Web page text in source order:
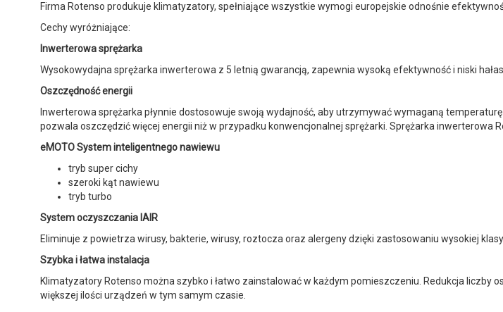
Firma Rotenso produkuje klimatyzatory, spełniające wszystkie wymogi europejskie odnośnie
Cechy wyróżniające:
Inwerterowa sprężarka
Wysokowydajna sprężarka inwerterowa z 5 letnią gwarancją, zapewnia wysoką efektywność i niski hałas
Oszczędność energii
Inwerterowa sprężarka płynnie dostosowuje swoją wydajność, aby utrzymywać wymaganą
pozwala oszczędzić więcej energii niż w przypadku konwencjonalnej sprężarki. Sprężarka inwerterowa
eMOTO System inteligentnego nawiewu
tryb super cichy
szeroki kąt nawiewu
tryb turbo
System oczyszczania IAIR
Eliminuje z powietrza wirusy, bakterie, wirusy, roztocza oraz alergeny dzięki zastosowaniu wysokiej
Szybka i łatwa instalacja
Klimatyzatory Rotenso można szybko i łatwo zainstalować w każdym pomieszczeniu. Redukcja
większej ilości urządzeń w tym samym czasie.